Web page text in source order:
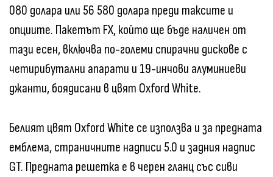
080 долара или 56 580 долара преди таксите и
опциите. Пакетът FX, който ще бъде наличен от
тази есен, включва по-големи спирачни дискове с
четирибутални апарати и 19-инчови алуминиеви
джанти, боядисани в цвят Oxford White.
Белият цвят Oxford White се използва и за предната
емблема, страничните надписи 5.0 и задния надпис
GT. Предната решетка е в черен гланц със сиви